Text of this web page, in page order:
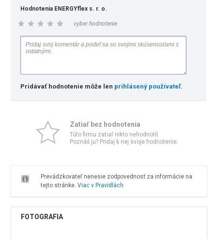
Hodnotenia ENERGYflex s. r. o.
vyber hodnotenie
Pridávať hodnotenie môže len prihlásený používateľ.
Zatiaľ bez hodnotenia
Túto firmu zatiaľ nikto nehodnotil.
Poznáš ju? Pridaj k nej svoje hodnotenie.
Prevádzkovateľ nenesie zodpovednosť za informácie na
tejto stránke. Viac v Pravidlách
FOTOGRAFIA